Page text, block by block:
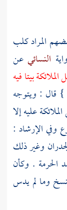
المراد كلب
النسائي عن
بيتا فيه
} قال : ويتوجه
عليه إلا
وفي الإرشاد :
وغير ذلك
الحرمة . وكأن
وما لم يدس